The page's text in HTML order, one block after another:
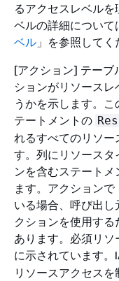
るアクセスレベル
ベルの詳細について
ベル 」を参照してく
[アクション] テーブ
ションがリソース
うかを示します。
テートメントの
れるすべてのリソー
す。列にリソースタ
ンを含むステートメ
ます。アクション
いる場合、呼び出
クションを使用す
あります。必須リ
に示されています。
リソースアクセス